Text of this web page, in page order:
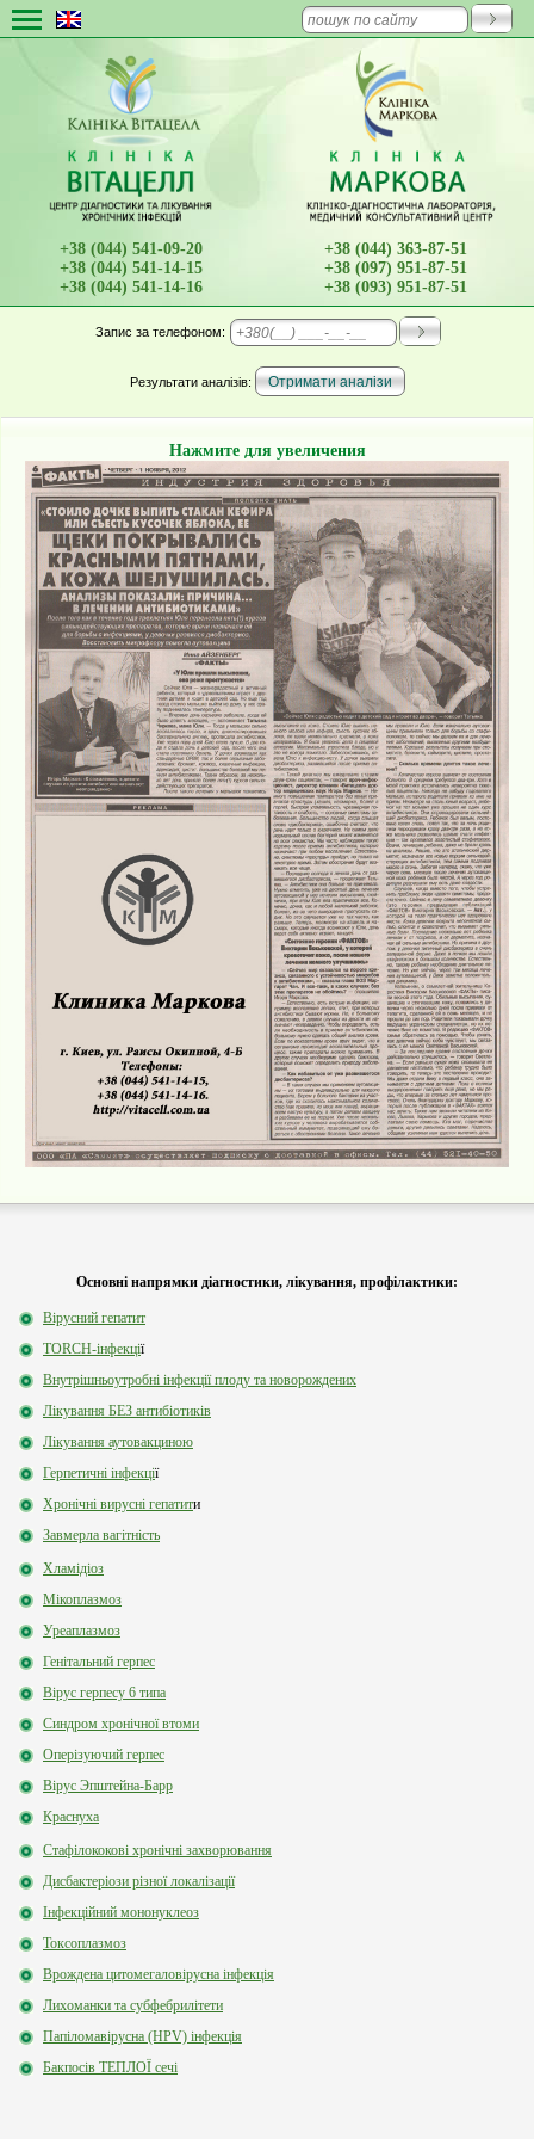
+38 (044) 541-09-20
+38 (044) 541-14-15
+38 (044) 541-14-16
+38 (044) 363-87-51
+38 (097) 951-87-51
+38 (093) 951-87-51
Запис за телефоном:
Результати аналізів:
Нажмите для увеличения
Основні напрямки діагностики, лікування, профілактики:
Вірусний гепатит
TORCH-інфекції
Внутрішньоутробні інфекції плоду та новорождених
Лікування БЕЗ антибіотиків
Лікування аутовакциною
Герпетичні інфекції
Хронічні вирусні гепатити
Завмерла вагітність
Хламідіоз
Мікоплазмоз
Уреаплазмоз
Генітальний герпес
Вірус герпесу 6 типа
Синдром хронічної втоми
Оперізуючий герпес
Вірус Эпштейна-Барр
Краснуха
Стафілококові хронічні захворювання
Дисбактеріози різної локалізації
Інфекційний мононуклеоз
Токсоплазмоз
Врождена цитомегаловірусна інфекція
Лихоманки та субфебрилітети
Папіломавірусна (HPV) інфекція
Бакпосів ТЕПЛОЇ сечі